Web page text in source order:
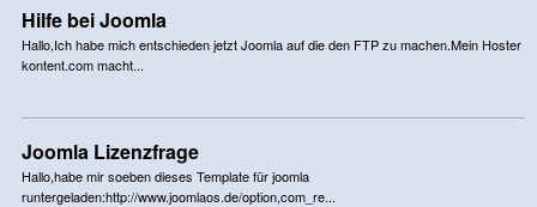
Hilfe bei Joomla
Hallo,Ich habe mich entschieden jetzt Joomla auf die den FTP zu machen.Mein Hoster
kontent.com macht...
Joomla Lizenzfrage
Hallo,habe mir soeben dieses Template für joomla
runtergeladen:http://www.joomlaos.de/option,com_re...